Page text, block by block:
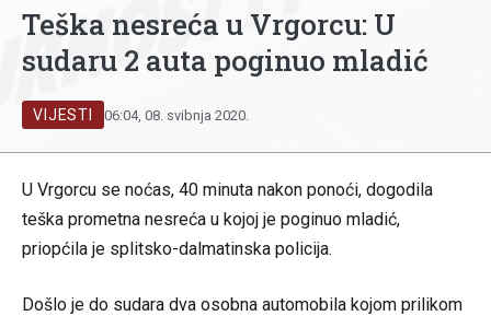
Teška nesreća u Vrgorcu: U
sudaru 2 auta poginuo mladić
VIJESTI 06:04, 08. svibnja 2020.
U Vrgorcu se noćas, 40 minuta nakon ponoći, dogodila
teška prometna nesreća u kojoj je poginuo mladić,
priopćila je splitsko-dalmatinska policija.
Došlo je do sudara dva osobna automobila kojom prilikom